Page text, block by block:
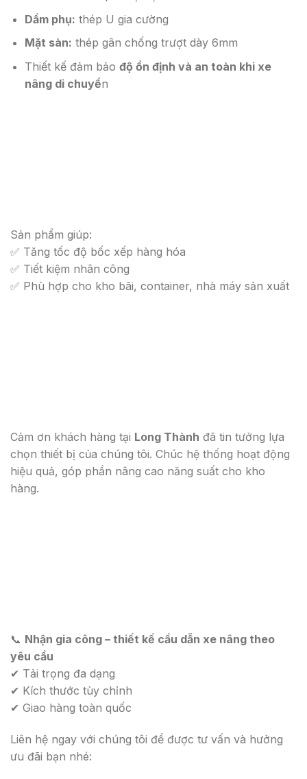
Dầm phụ: thép U gia cường
Mặt sàn: thép gân chống trượt dày 6mm
Thiết kế đảm bảo độ ổn định và an toàn khi xe
nâng di chuyển
Sản phẩm giúp:
✅ Tăng tốc độ bốc xếp hàng hóa
✅ Tiết kiệm nhân công
✅ Phù hợp cho kho bãi, container, nhà máy sản xuất
Cảm ơn khách hàng tại Long Thành đã tin tưởng lựa
chọn thiết bị của chúng tôi. Chúc hệ thống hoạt động
hiệu quả, góp phần nâng cao năng suất cho kho
hàng.
📞 Nhận gia công – thiết kế cầu dẫn xe nâng theo
yêu cầu
✔ Tải trọng đa dạng
✔ Kích thước tùy chỉnh
✔ Giao hàng toàn quốc
Liên hệ ngay với chúng tôi để được tư vấn và hưởng
ưu đãi bạn nhé: